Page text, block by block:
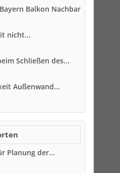
Balkon Nachbar
nicht...
Schließen des...
Außenwand...
Planung der...